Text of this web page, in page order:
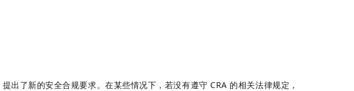
出了新的安全合规要求。在某些情况下，若没有遵守 CRA 的相关法律规定，